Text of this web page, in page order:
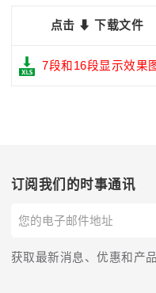
点击 ⬇ 下载文件
7段和16段显示效果
订阅我们的时事通讯
获取最新消息、优惠和产品